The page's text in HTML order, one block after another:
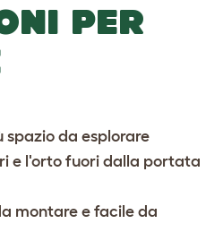
PER
da esplorare
e l'orto fuori dalla portata
montare e facile da